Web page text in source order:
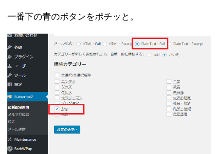
一番下の青のボタンをポチッと。